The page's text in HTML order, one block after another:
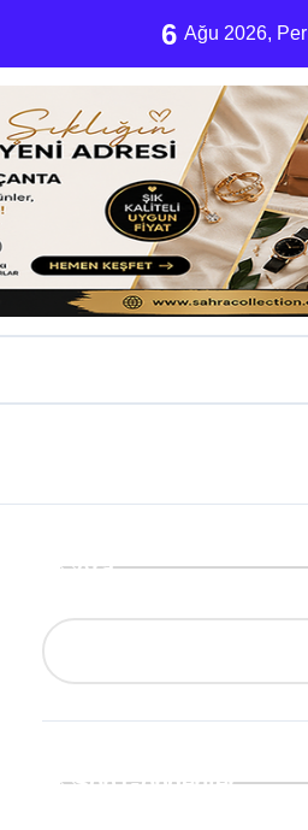
treni raydan çıktı
6 Ağu 2026, Per
Ara
Son Gönderiler